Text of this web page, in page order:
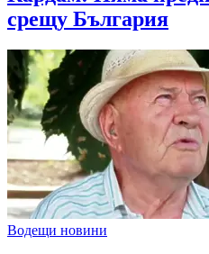
срещу България
Водещи новини